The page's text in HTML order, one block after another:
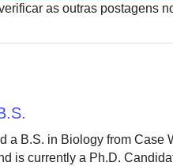
as outras postagens
a B.S. in Biology from
is currently a Ph.D.